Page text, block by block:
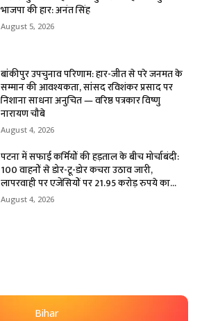
भाजपा की हार: अनंत सिंह
August 5, 2026
बांकीपुर उपचुनाव परिणाम: हार-जीत से परे जनमत के
सम्मान की आवश्यकता, सांसद रविशंकर प्रसाद पर
निशाना साधना अनुचित — वरिष्ठ पत्रकार विष्णु
नारायण चौबे
August 4, 2026
पटना में सफाई कर्मियों की हड़ताल के बीच मोर्चाबंदी:
100 वाहनों से डोर-टू-डोर कचरा उठाव जारी,
लापरवाही पर एजेंसियों पर 21.95 करोड़ रुपये का...
August 4, 2026
Bihar